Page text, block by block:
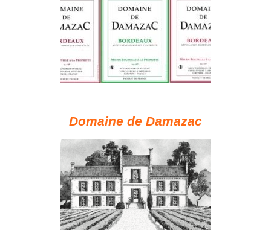
Domaine de Damazac